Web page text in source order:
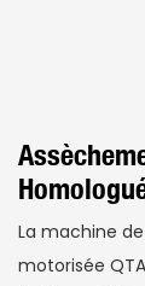
La machine
motorisée